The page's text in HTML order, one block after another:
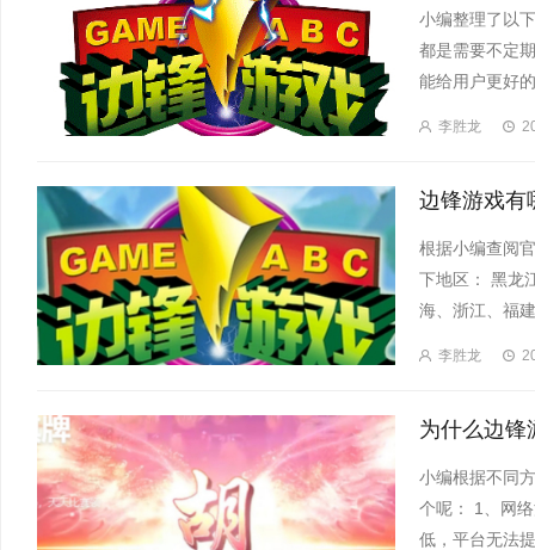
小编整理了以
都是需要不定
能给用户更好
李胜龙
根据小编查阅
下地区： 黑龙
海、浙江、福
李胜龙
小编根据不同
个呢： 1、网
低，平台无法